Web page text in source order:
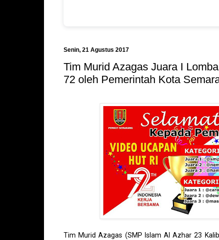
Senin, 21 Agustus 2017
Tim Murid Azagas Juara I
72 oleh Pemerintah Kota
Tim Murid Azagas (SMP Islam Al Azhar 23